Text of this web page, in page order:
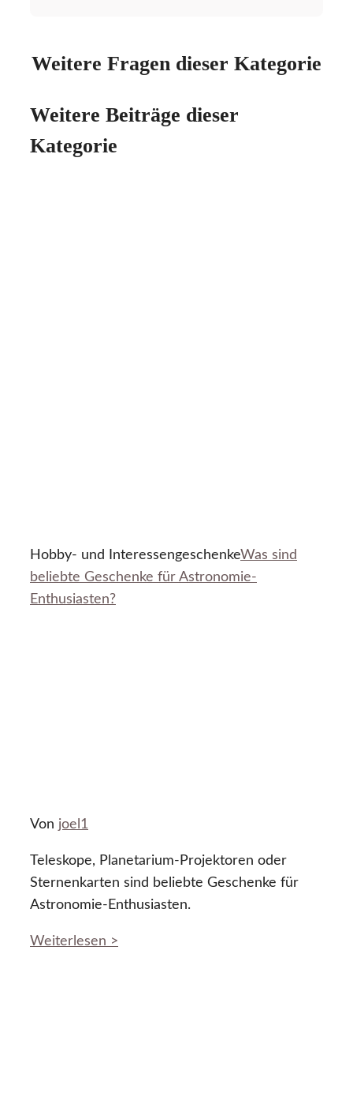
Weitere Fragen dieser Kategorie
Weitere Beiträge dieser
Kategorie
Hobby- und InteressengeschenkeWas sind
beliebte Geschenke für Astronomie-
Enthusiasten?
Von joel1
Teleskope, Planetarium-Projektoren oder
Sternenkarten sind beliebte Geschenke für
Astronomie-Enthusiasten.
Weiterlesen >